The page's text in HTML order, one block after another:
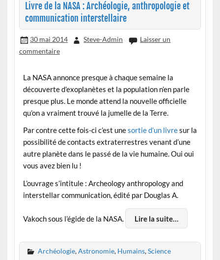
Livre de la NASA : Archéologie, anthropologie et
communication interstellaire
30 mai 2014 Steve-Admin
Laisser un
commentaire
La NASA annonce presque à chaque semaine la
découverte d’exoplanètes et la population n’en parle
presque plus. Le monde attend la nouvelle officielle
qu’on a vraiment trouvé la jumelle de la Terre.
Par contre cette fois-ci c’est unesortie d’un livresur la
possibilité de contacts extraterrestres venant d’une
autre planète dans le passé de la vie humaine. Oui oui
vous avez bien lu !
L’ouvrage s’intitule : Archeology anthropology and
interstellar communication, édité par Douglas A.
Vakoch sous l’égide de la NASA. Lire la suite…
Archéologie,Astronomie, Humains,Science